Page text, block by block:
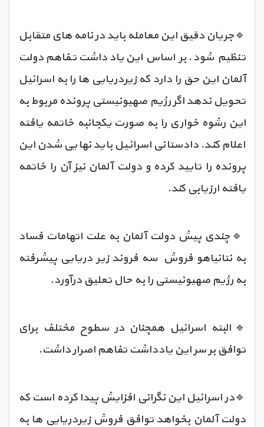
🔹جریان دقیق این معامله باید در نامه های متقابل
تنظیم شود. بر اساس این یادداشت تفاهم دولت
آلمان این حق را دارد که زیردریایی ها را به اسرائیل
تحویل ندهد اگر رژیم صهیونیستی پرونده مربوط به
این رشوه خواری را به صورت یکجانبه خاتمه یافته
اعلام کند. دادستانی اسرائیل باید نهایی شدن این
پرونده را تایید کرده و دولت آلمان نیز آن را خاتمه
یافته ارزیابی کند.
🔹چندی پیش دولت آلمان به علت اتهامات فساد
به نتانیاهو فروش سه فروند زیر دریایی پیشرفته
به رژیم صهیونیستی را به حال تعلیق درآورد.
🔹البته اسرائیل همچنان در سطوح مختلف برای
توافق بر سر این یادداشت تفاهم اصرار داشت.
🔹در اسرائیل این نگرانی افزایش پیدا کرده است که
دولت آلمان بخواهد توافق فروش زیردریایی ها به